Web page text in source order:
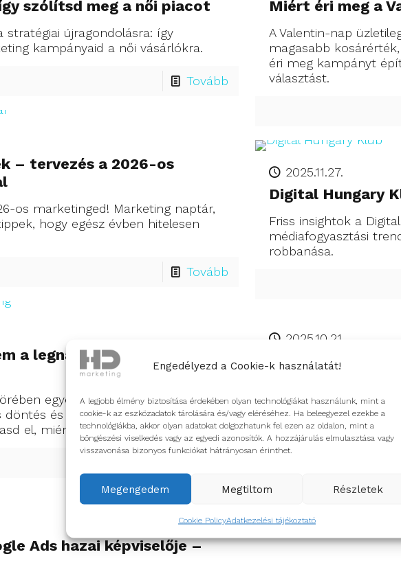
Engedélyezd a Cookie-k használatát!
A legjobb élmény biztosítása érdekében olyan technológiákat használunk, mint a
cookie-k az eszközadatok tárolására és/vagy eléréséhez. Ha beleegyezel ezekbe a
technológiákba, akkor olyan adatokat dolgozhatunk fel ezen az oldalon, mint a
böngészési viselkedés vagy az egyedi azonosítók. A hozzájárulás elmulasztása vagy
visszavonása bizonyos funkciókat hátrányosan érinthet.
Megengedem Megtiltom Részletek
Cookie PolicyAdatkezelési tájékoztató
szólítsd meg a női piacot
stratégiai újragondolásra: így
kampányaid a női vásárlókra.
Tovább
Miért éri meg a
A Valentin-nap
magasabb
éri meg kampányt
választást.
– tervezés a 2026-os
os marketinged! Marketing naptár,
hogy egész évben hitelesen
Tovább
2025.11.27.
Digital Hungary
Friss insightok a
médiafogyasztási
robbanása.
a legnagyobb, hanem a
egyértelművé vált: az
és gyors reagálás a
el, miért!
2025.10.21.
Hogyan
kollégánk az AI
kihívásokról, valamint
előadást.
Ads hazai képviselője –